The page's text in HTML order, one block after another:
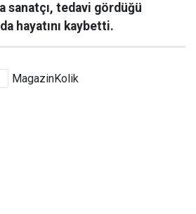
sanatçı, tedavi gördüğü
hayatını kaybetti.
MagazinKolik